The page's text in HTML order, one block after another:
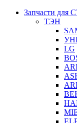
Запчасти
ТЭН
LG